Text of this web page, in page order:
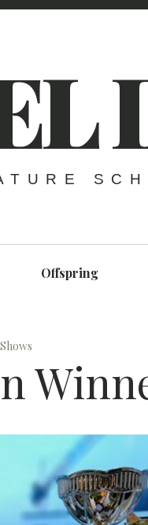
Offspring
Shows